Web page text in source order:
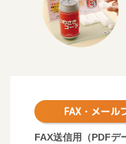
FAX・メール
FAX送信用（PDFデ